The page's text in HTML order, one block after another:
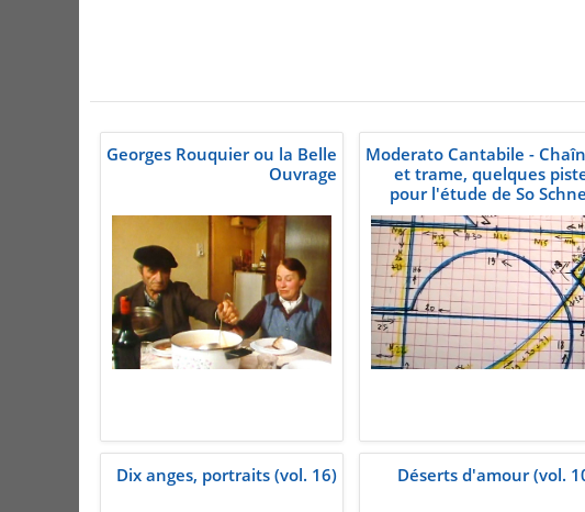
Moderato Cantabile -
et trame, quelques
pour l'étude de So
(vol.
Georges Rouquier ou la Belle
Ouvrage
Déserts d'amour (vol.
Dix anges, portraits (vol. 16)